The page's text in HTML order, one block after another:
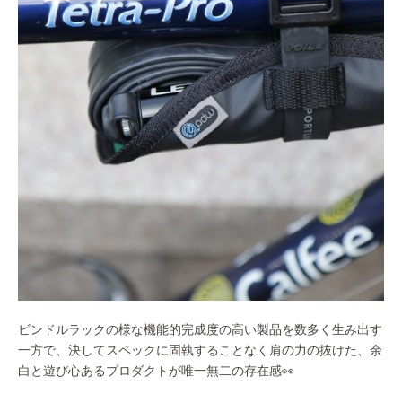
ビンドルラックの様な機能的完成度の高い製品を数多く生み出す
一方で、決してスペックに固執することなく肩の力の抜けた、余
白と遊び心あるプロダクトが唯一無二の存在感👀